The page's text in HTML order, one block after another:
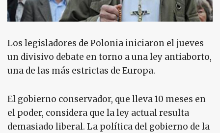
Los legisladores de Polonia iniciaron el jueves
un divisivo debate en torno a una ley antiaborto,
una de las más estrictas de Europa.
El gobierno conservador, que lleva 10 meses en
el poder, considera que la ley actual resulta
demasiado liberal. La política del gobierno de la